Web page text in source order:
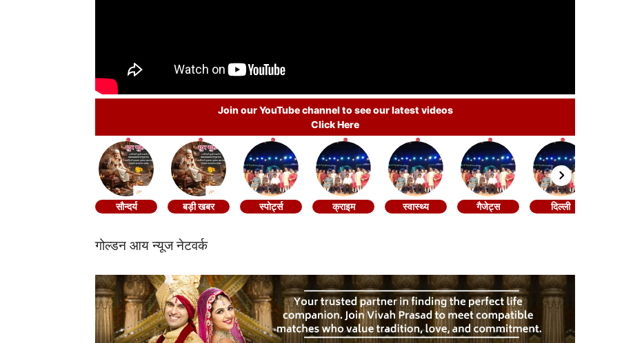
Join our YouTube channel to see our latest videos
Click Here
सौन्दर्य बड़ी खबर स्पोर्ट्स क्राइम स्वास्थ्य गैजेट्स दिल्ली
गोल्डन आय न्यूज नेटवर्क